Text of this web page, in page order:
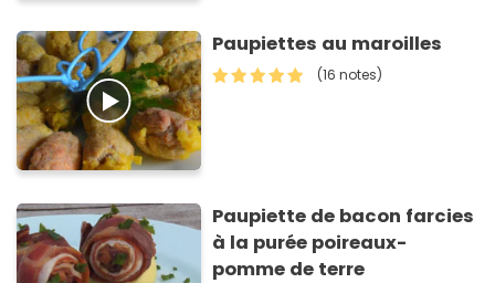
Paupiettes au maroilles
(16 notes)
Paupiette de bacon farcies
à la purée poireaux-
pomme de terre